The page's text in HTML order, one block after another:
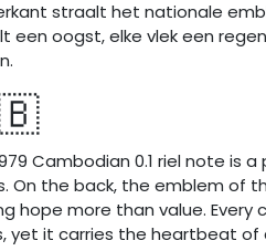
straalt het nationale
een oogst, elke vlek een
Cambodian 0.1 riel note
On the back, the emblem of
hope more than value. Every
yet it carries the heartbeat of